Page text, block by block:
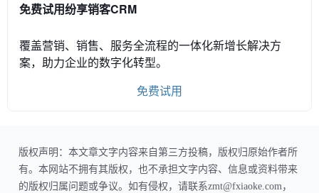
免费试用纷享销客CRM
覆盖营销、销售、服务全流程的一体化新增长解决方
案，助力企业的数字化转型。
免费试用
版权声明：本文章文字内容来自第三方投稿，版权归原始作者所
有。本网站不拥有其版权，也不承担文字内容、信息或资料带来
的版权归属问题或争议。如有侵权，请联系zmt@fxiaoke.com，